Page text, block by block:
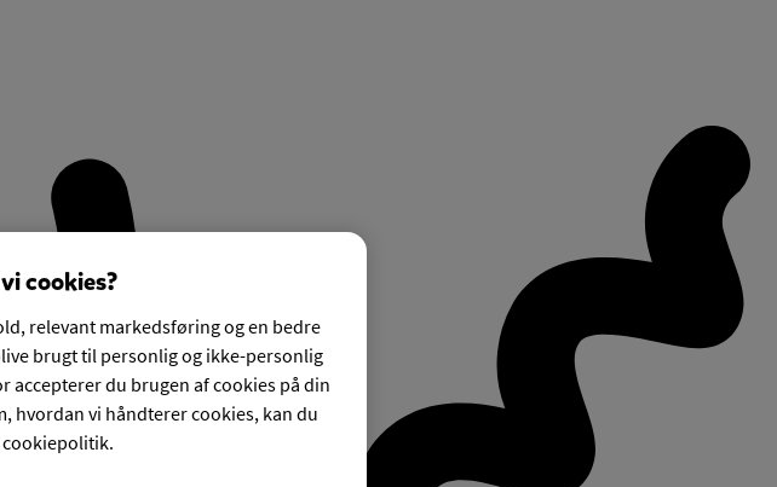
cookies?
relevant markedsføring og en bedre
brugt til personlig og ikke-personlig
accepterer du brugen af cookies på din
hvordan vi håndterer cookies, kan du
cookiepolitik.